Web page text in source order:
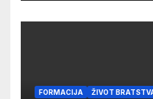
FORMACIJA ŽIVOT